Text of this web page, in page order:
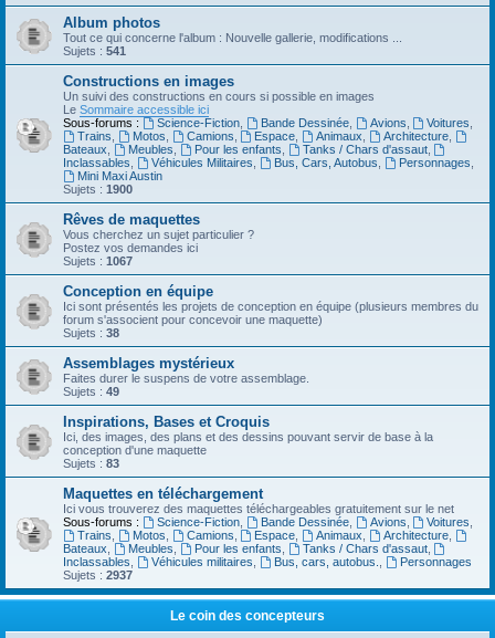
Album photos
Tout ce qui concerne l'album : Nouvelle gallerie, modifications ...
Sujets : 541
Constructions en images
Un suivi des constructions en cours si possible en images
Le Sommaire accessible ici
Sous-forums :
Science-Fiction, Bande Dessinée, Avions Voitures
Trains
Motos Camions Espace Animaux Architecture
Bateaux
Meubles Pour les enfants Tanks / Chars d'assaut,
Inclassables
Véhicules Militaires Bus, Cars, Autobus Personnages
Mini Maxi Austin
Sujets : 1900
Rêves de maquettes
Vous cherchez un sujet particulier ?
Postez vos demandes ici
Sujets : 1067
Conception en équipe
Ici sont présentés les projets de conception en équipe (plusieurs membres du
forum s'associent pour concevoir une maquette)
Sujets : 38
Assemblages mystérieux
Faites durer le suspens de votre assemblage.
Sujets : 49
Inspirations, Bases et Croquis
Ici, des images, des plans et des dessins pouvant servir de base à la
conception d'une maquette
Sujets : 83
Maquettes en téléchargement
Ici vous trouverez des maquettes téléchargeables gratuitement sur le net
Sous-forums :
Science-Fiction, Bande Dessinée, Avions Voitures
Trains
Motos Camions Espace Animaux Architecture
Bateaux
Meubles Pour les enfants Tanks / Chars d'assaut,
Inclassables
Véhicules militaires Bus, cars, autobus.
Personnages
Sujets : 2937
Le coin des concepteurs